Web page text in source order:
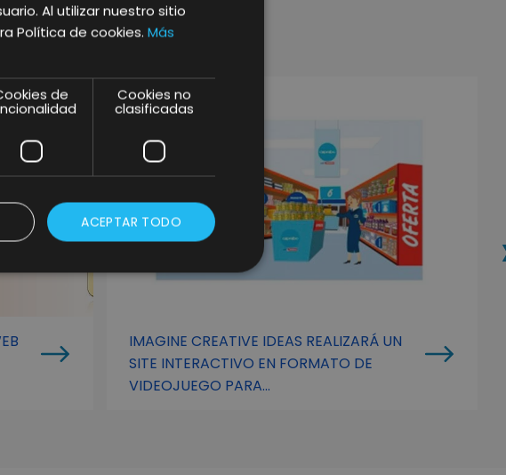
IMAGINE CREATIVE IDEAS REALIZARÁ UN
SITE INTERACTIVO EN FORMATO DE
VIDEOJUEGO PARA...
Al utilizar nuestro sitio
Política de cookies. Más
de Cookies no
clasificadas
ACEPTAR TODO